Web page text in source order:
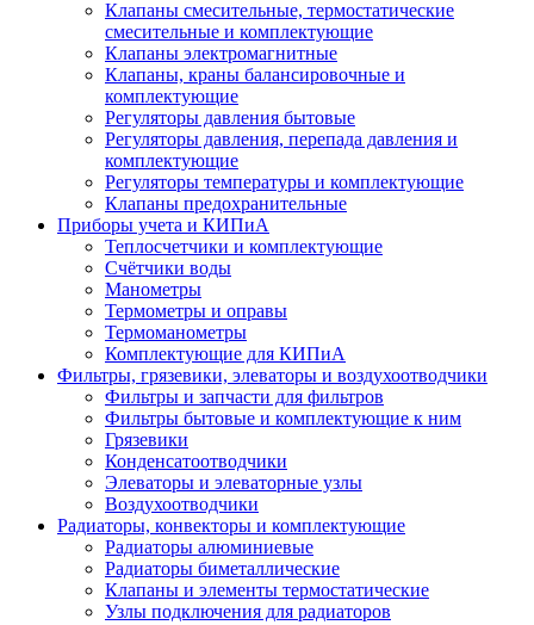
Клапаны смесительные, термостатические
смесительные и комплектующие
Клапаны электромагнитные
Клапаны, краны балансировочные и
комплектующие
Регуляторы давления бытовые
Регуляторы давления, перепада давления и
комплектующие
Регуляторы температуры и комплектующие
Клапаны предохранительные
Приборы учета и КИПиА
Теплосчетчики и комплектующие
Счётчики воды
Манометры
Термометры и оправы
Термоманометры
Комплектующие для КИПиА
Фильтры, грязевики, элеваторы и воздухоотводчики
Фильтры и запчасти для фильтров
Фильтры бытовые и комплектующие к ним
Грязевики
Конденсатоотводчики
Элеваторы и элеваторные узлы
Воздухоотводчики
Радиаторы, конвекторы и комплектующие
Радиаторы алюминиевые
Радиаторы биметаллические
Клапаны и элементы термостатические
Узлы подключения для радиаторов